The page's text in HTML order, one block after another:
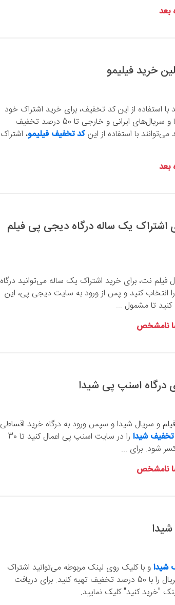
با استفاده از این کد تخفیف، برای خرید اشتراک خود
جهت تماشای بهترین فیلم‌ها و سریال‌های ایرانی و خارجی تا 50 درصد تخفیف
با استفاده از اینکد تخفیف فیلیمو، اشتراک
60 درصدی اشتراک یک ساله درگاه دیجی پی فیلم
نت، برای خرید اشتراک یک ساله می‌توانید درگاه
انتخاب کنید و پس از ورود به سایت دیجی پی، این
کنید تا مشمول ...
نامشخص
و سریال شیدا و سپس ورود به درگاه خرید اقساطی
شیدا
را در سایت اسنپ پی اعمال کنید تا 30
شود. برای ...
نامشخص
شیداو با کلیک روی لینک مربوطه می‌توانید اشتراک
پلتفرم شیدا، مرجع فیلم و سریال را با 50 درصد تخفیف تهیه کنید. برای دریافت
"خرید کنید" کلیک نمایید.